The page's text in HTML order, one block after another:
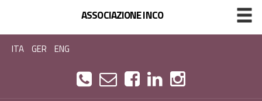
ASSOCIAZIONE INCO
ITA GER ENG